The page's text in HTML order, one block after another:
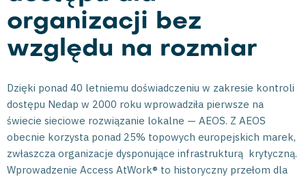
organizacji bez
względu na rozmiar
Dzięki ponad 40 letniemu doświadczeniu w zakresie kontroli
dostępu Nedap w 2000 roku wprowadziła pierwsze na
świecie sieciowe rozwiązanie lokalne — AEOS. Z AEOS
obecnie korzysta ponad 25% topowych europejskich marek,
zwłaszcza organizacje dysponujące infrastrukturą krytyczną.
Wprowadzenie Access AtWork® to historyczny przełom dla